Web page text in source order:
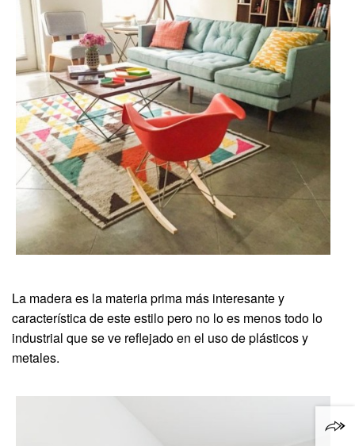
La madera es la materia prima más interesante y
característica de este estilo pero no lo es menos todo lo
industrial que se ve reflejado en el uso de plásticos y
metales.